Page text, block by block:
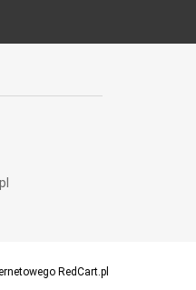
RedCart.pl